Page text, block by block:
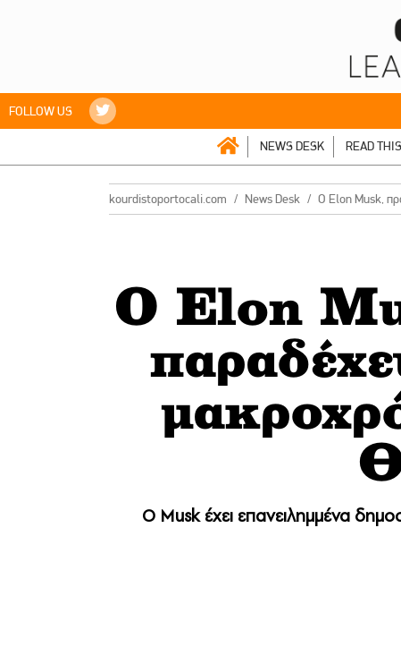
FOLLOW US
NEWS DESK READ THIS
kourdistoportocali.com News Desk Ο Elon Musk,
Ο Elon
Ο Musk έχει επανειλημμένα